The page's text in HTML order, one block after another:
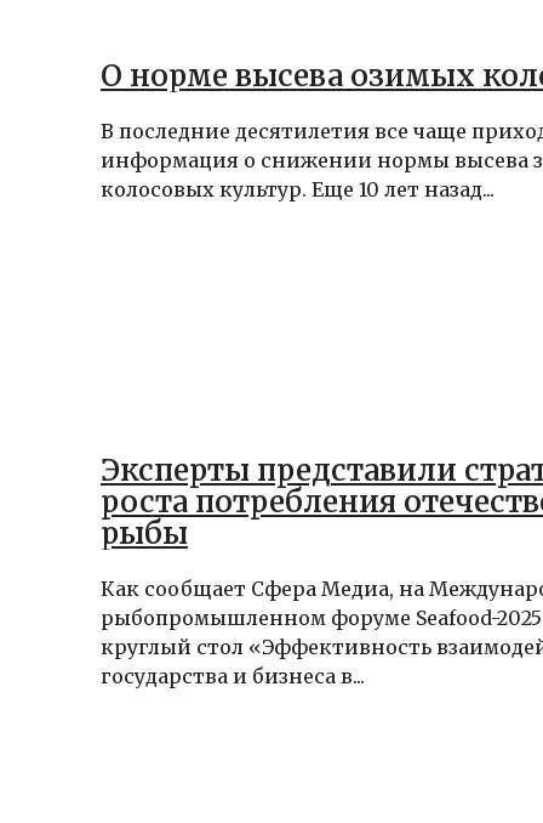
О норме высева озимых
В последние десятилетия все чаще
информация о снижении нормы высева
колосовых культур. Еще 10 лет назад...
Эксперты представили
роста потребления
рыбы
Как сообщает Сфера Медиа, на
рыбопромышленном форуме Seafood-2025
круглый стол «Эффективность
государства и бизнеса в...